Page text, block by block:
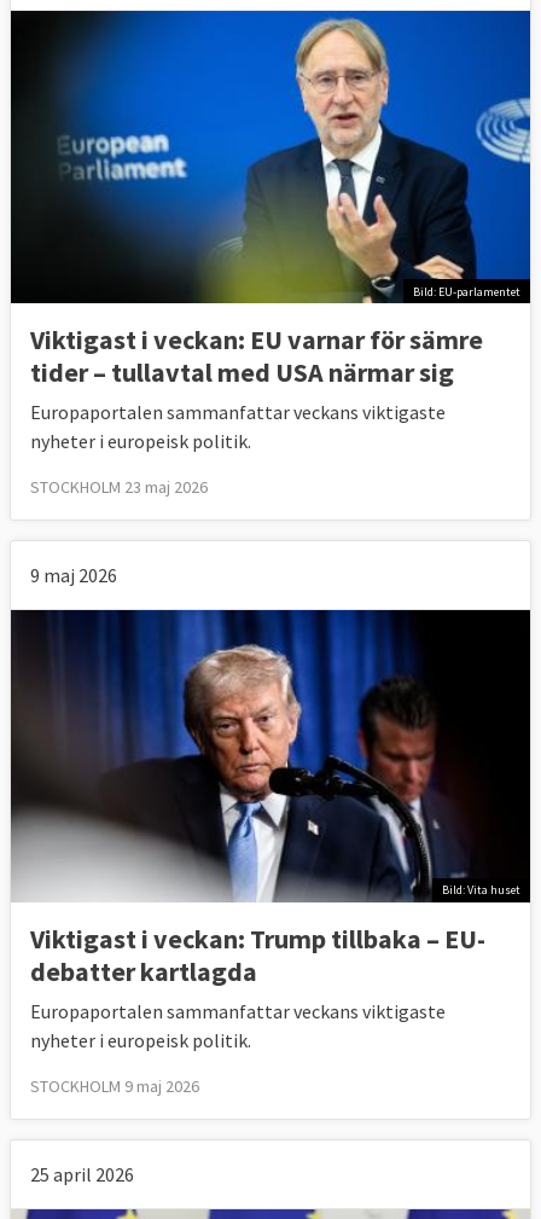
Bild: EU-parlamentet
Viktigast i veckan: EU varnar för sämre
tider – tullavtal med USA närmar sig
Europaportalen sammanfattar veckans viktigaste
nyheter i europeisk politik.
STOCKHOLM 23 maj 2026
9 maj 2026
Bild: Vita huset
Viktigast i veckan: Trump tillbaka – EU-
debatter kartlagda
Europaportalen sammanfattar veckans viktigaste
nyheter i europeisk politik.
STOCKHOLM 9 maj 2026
25 april 2026